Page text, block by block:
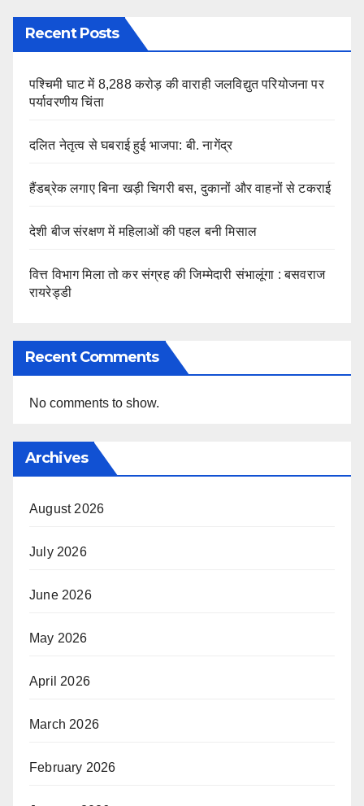
Recent Posts
पश्चिमी घाट में 8,288 करोड़ की वाराही जलविद्युत परियोजना पर
पर्यावरणीय चिंता
दलित नेतृत्व से घबराई हुई भाजपा: बी. नागेंद्र
हैंडब्रेक लगाए बिना खड़ी चिगरी बस, दुकानों और वाहनों से टकराई
देशी बीज संरक्षण में महिलाओं की पहल बनी मिसाल
वित्त विभाग मिला तो कर संग्रह की जिम्मेदारी संभालूंगा : बसवराज
रायरेड्डी
Recent Comments
No comments to show.
Archives
August 2026
July 2026
June 2026
May 2026
April 2026
March 2026
February 2026